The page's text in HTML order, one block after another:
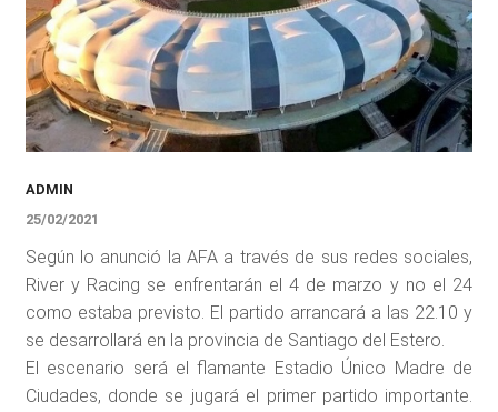
ADMIN
25/02/2021
Según lo anunció la AFA a través de sus redes sociales,
River y Racing se enfrentarán el 4 de marzo y no el 24
como estaba previsto. El partido arrancará a las 22.10 y
se desarrollará en la provincia de Santiago del Estero.
El escenario será el flamante Estadio Único Madre de
Ciudades, donde se jugará el primer partido importante.